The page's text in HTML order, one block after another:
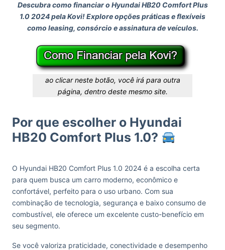
Descubra como financiar o Hyundai HB20 Comfort Plus
1.0 2024 pela Kovi! Explore opções práticas e flexíveis
como leasing, consórcio e assinatura de veículos.
ao clicar neste botão, você irá para outra
página, dentro deste mesmo site.
Por que escolher o Hyundai
HB20 Comfort Plus 1.0?
O Hyundai HB20 Comfort Plus 1.0 2024 é a escolha certa
para quem busca um carro moderno, econômico e
confortável, perfeito para o uso urbano. Com sua
combinação de tecnologia, segurança e baixo consumo de
combustível, ele oferece um excelente custo-benefício em
seu segmento.
Se você valoriza praticidade, conectividade e desempenho